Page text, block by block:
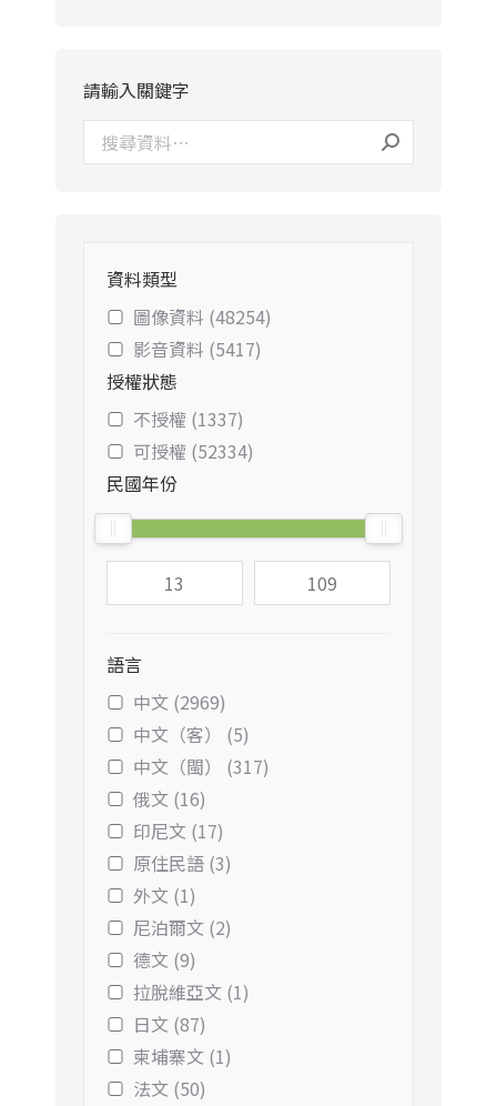
請輸入關鍵字
資料類型
圖像資料 (48254)
影音資料 (5417)
授權狀態
不授權 (1337)
可授權 (52334)
民國年份
語言
中文 (2969)
中文（客） (5)
中文（閩） (317)
俄文 (16)
印尼文 (17)
原住民語 (3)
外文 (1)
尼泊爾文 (2)
德文 (9)
拉脫維亞文 (1)
日文 (87)
柬埔寨文 (1)
法文 (50)